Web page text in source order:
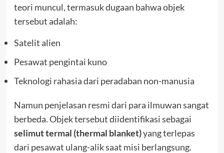
teori muncul, termasuk dugaan bahwa objek
tersebut adalah:
Satelit alien
Pesawat pengintai kuno
Teknologi rahasia dari peradaban non-manusia
Namun penjelasan resmi dari para ilmuwan sangat
berbeda. Objek tersebut diidentifikasi sebagai
selimut termal (thermal blanket)yang terlepas
dari pesawat ulang-alik saat misi berlangsung.